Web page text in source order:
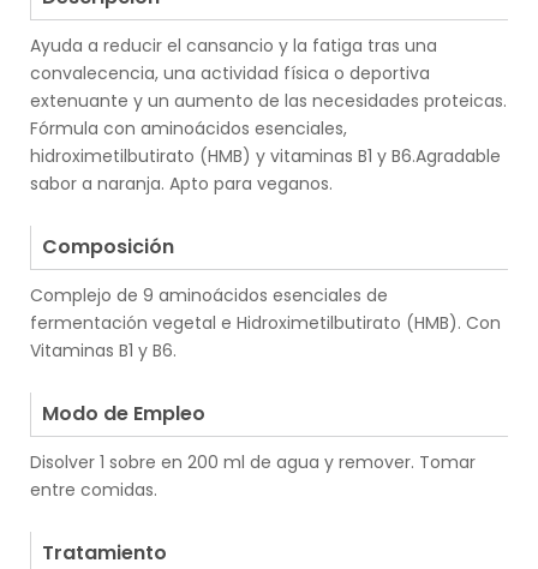
Ayuda a reducir el cansancio y la fatiga tras una
convalecencia, una actividad física o deportiva
extenuante y un aumento de las necesidades proteicas.
Fórmula con aminoácidos esenciales,
hidroximetilbutirato (HMB) y vitaminas B1 y B6.Agradable
sabor a naranja. Apto para veganos.
Composición
Complejo de 9 aminoácidos esenciales de
fermentación vegetal e Hidroximetilbutirato (HMB). Con
Vitaminas B1 y B6.
Modo de Empleo
Disolver 1 sobre en 200 ml de agua y remover. Tomar
entre comidas.
Tratamiento